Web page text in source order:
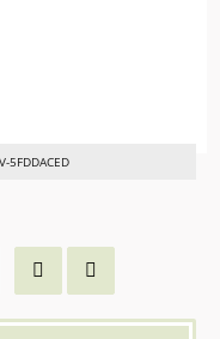
5FDDACED